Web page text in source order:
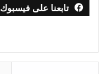
تابعنا على فيسبوك